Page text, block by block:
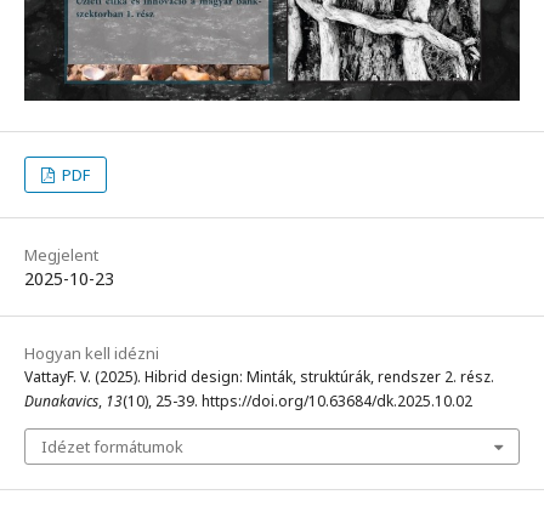
PDF
Megjelent
2025-10-23
Hogyan kell idézni
VattayF. V. (2025). Hibrid design: Minták, struktúrák, rendszer 2. rész.
Dunakavics, 13(10), 25-39. https://doi.org/10.63684/dk.2025.10.02
Idézet formátumok